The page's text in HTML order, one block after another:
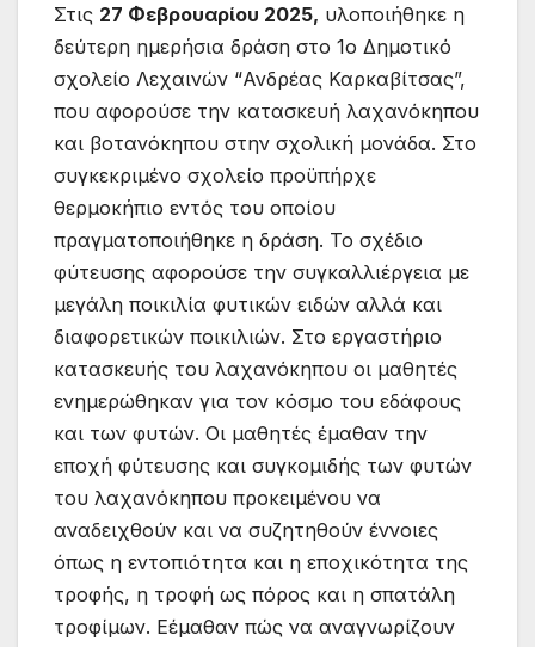
Στις 27 Φεβρουαρίου 2025, υλοποιήθηκε η
δεύτερη ημερήσια δράση στο 1ο Δημοτικό
σχολείο Λεχαινών “Ανδρέας Καρκαβίτσας”,
που αφορούσε την κατασκευή λαχανόκηπου
και βοτανόκηπου στην σχολική μονάδα. Στο
συγκεκριμένο σχολείο προϋπήρχε
θερμοκήπιο εντός του οποίου
πραγματοποιήθηκε η δράση. Το σχέδιο
φύτευσης αφορούσε την συγκαλλιέργεια με
μεγάλη ποικιλία φυτικών ειδών αλλά και
διαφορετικών ποικιλιών. Στο εργαστήριο
κατασκευής του λαχανόκηπου οι μαθητές
ενημερώθηκαν για τον κόσμο του εδάφους
και των φυτών. Οι μαθητές έμαθαν την
εποχή φύτευσης και συγκομιδής των φυτών
του λαχανόκηπου προκειμένου να
αναδειχθούν και να συζητηθούν έννοιες
όπως η εντοπιότητα και η εποχικότητα της
τροφής, η τροφή ως πόρος και η σπατάλη
τροφίμων. Εέμαθαν πώς να αναγνωρίζουν